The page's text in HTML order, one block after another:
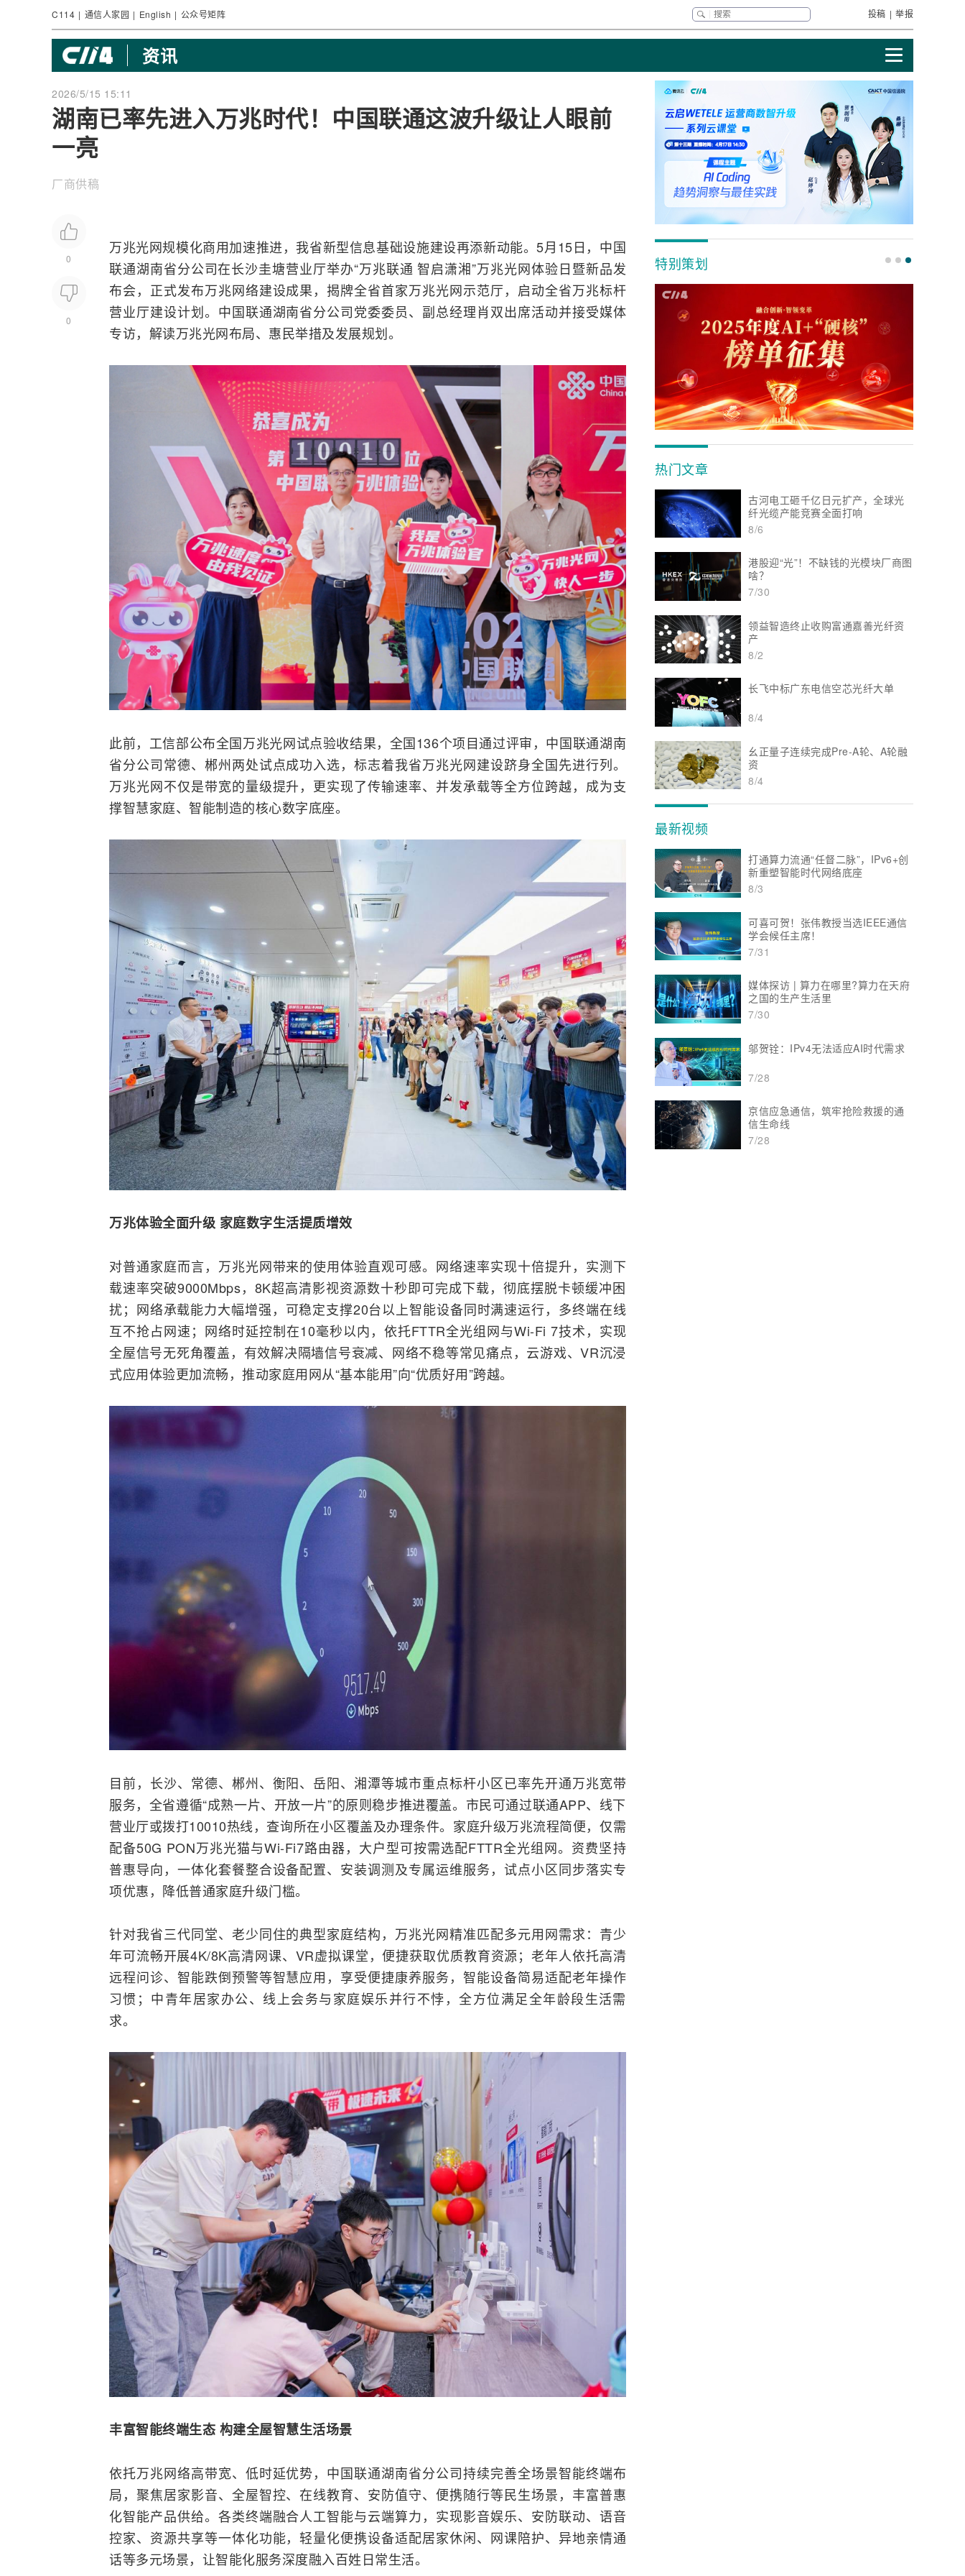
C114 | 通信人家园 | English | 公众号矩阵 投稿 | 举报
资讯
2026/5/15 15:11
湖南已率先进入万兆时代！中国联通这波升级让人眼前
一亮
厂商供稿
0
0
万兆光网规模化商用加速推进，我省新型信息基础设施建设再添新动能。5月15日， 中国
联通湖南省分公司在长沙圭塘营业厅举办“万兆联通 智启潇湘”万兆光网体验日暨新品发
布会，正式发布万兆网络建设成果，揭牌全省首家万兆光网示范厅，启动全省万兆标杆
营业厅建设计划。中国联通湖南省分公司党委委员、副总经理肖双出席活动并接受媒体
专访，解读万兆光网布局、惠民举措及发展规划。
此前， 工信部公布全国万兆光网试点验收结果，全国136个项目通过评审，中国联通湖南
省分公司常德、郴州两处试点成功入选，标志着我省万兆光网建设跻身全国先进行列。
万兆光网不仅是带宽的量级提升，更实现了传输速率、并发承载等全方位跨越，成为支
撑智慧家庭、智能制造的核心数字底座。
万兆体验全面升级 家庭数字生活提质增效
对普通家庭而言，万兆光网带来的使用体验直观可感。网络速率实现十倍提升，实测下
载速率突破9000Mbps，8K超高清影视资源数十秒即可完成下载，彻底摆脱卡顿缓冲困
扰；网络承载能力大幅增强，可稳定支撑20台以上智能设备同时满速运行，多终端在线
互不抢占网速；网络时延控制在10毫秒以内，依托FTTR全光组网与Wi-Fi 7技术，实现
全屋信号无死角覆盖，有效解决隔墙信号衰减、网络不稳等常见痛点，云游戏、VR沉浸
式应用体验更加流畅，推动家庭用网从“基本能用”向“优质好用”跨越。
目前，长沙、常德、郴州、衡阳、岳阳、湘潭等城市重点标杆小区已率先开通万兆宽带
服务，全省遵循“成熟一片、开放一片”的原则稳步推进覆盖。市民可通过联通APP、线下
营业厅或拨打10010热线，查询所在小区覆盖及办理条件。家庭升级万兆流程简便，仅需
配备50G PON万兆光猫与Wi-Fi7路由器，大户型可按需选配FTTR全光组网。资费坚持
普惠导向，一体化套餐整合设备配置、安装调测及专属运维服务，试点小区同步落实专
项优惠，降低普通家庭升级门槛。
针对我省三代同堂、老少同住的典型家庭结构，万兆光网精准匹配多元用网需求：青少
年可流畅开展4K/8K高清网课、VR虚拟课堂，便捷获取优质教育资源；老年人依托高清
远程问诊、智能跌倒预警等智慧应用，享受便捷康养服务，智能设备简易适配老年操作
习惯；中青年居家办公、线上会务与家庭娱乐并行不悖，全方位满足全年龄段生活需
求。
丰富智能终端生态 构建全屋智慧生活场景
依托万兆网络高带宽、低时延优势，中国联通湖南省分公司持续完善全场景智能终端布
局，聚焦居家影音、全屋智控、在线教育、安防值守、便携随行等民生场景，丰富普惠
化智能产品供给。各类终端融合人工智能与云端算力，实现影音娱乐、安防联动、语音
控家、资源共享等一体化功能，轻量化便携设备适配居家休闲、网课陪护、异地亲情通
话等多元场景，让智能化服务深度融入百姓日常生活。
特别策划
热门文章
古河电工砸千亿日元扩产，全球光
纤光缆产能竞赛全面打响
8/6
港股迎“光”！不缺钱的光模块厂商图
啥？
7/30
领益智造终止收购富通嘉善光纤资
产
8/2
长飞中标广东电信空芯光纤大单
8/4
幺正量子连续完成Pre-A轮、A轮融
资
8/4
最新视频
打通算力流通“任督二脉”，IPv6+创
新重塑智能时代网络底座
8/3
可喜可贺！张伟教授当选IEEE通信
学会候任主席！
7/31
媒体探访 | 算力在哪里?算力在天府
之国的生产生活里
7/30
邬贺铨：IPv4无法适应AI时代需求
7/28
京信应急通信，筑牢抢险救援的通
信生命线
7/28